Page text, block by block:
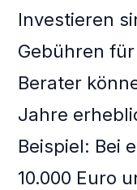
Investieren
Gebühren
Berater
Jahre
Beispiel: Bei
10.000 Euro